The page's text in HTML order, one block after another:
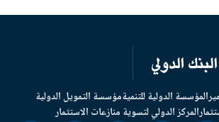
الدولية للتنميةمؤسسة التمويل الدولية
المركز الدولي لتسوية منازعات الاستثمار